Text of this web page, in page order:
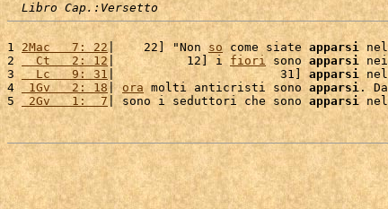
Libro Cap.:Versetto
1 2Mac   7: 22|    22] "Non so come siate apparsi
2
  Ct   2: 12
|          12] i fiori sono apparsi
3
  Lc   9: 31
|                       31] apparsi
4
1Gv   2: 18| ora molti anticristi sono apparsi.
5 2Gv   1:  7 | sono i seduttori che sono apparsi